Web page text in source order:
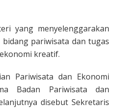
yang menyelenggarakan
pariwisata dan tugas
kreatif.
Pariwisata dan Ekonomi
Badan Pariwisata dan
disebut Sekretaris